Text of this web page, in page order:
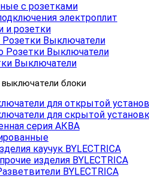
с розетками
электроплит
и розетки
Выключатели
Розетки Выключатели
Выключатели
выключатели блоки
для открытой
для скрытой
серия АКВА
каучук BYLECTRICA
изделия BYLECTRICA
BYLECTRICA